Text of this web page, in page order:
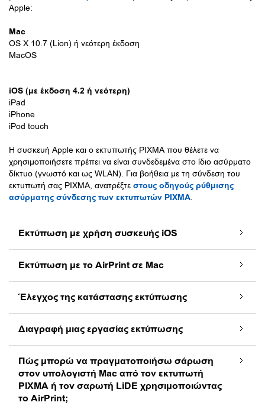
Apple:
Mac
OS X 10.7 (Lion) ή νεότερη έκδοση
MacOS
iOS (με έκδοση 4.2 ή νεότερη)
iPad
iPhone
iPod touch
Η συσκευή Apple και ο εκτυπωτής PIXMA που θέλετε να
χρησιμοποιήσετε πρέπει να είναι συνδεδεμένα στο ίδιο ασύρματο
δίκτυο (γνωστό και ως WLAN). Για βοήθεια με τη σύνδεση του
εκτυπωτή σας PIXMA, ανατρέξτε στους οδηγούς ρύθμισης
ασύρματης σύνδεσης των εκτυπωτών PIXMA.
Εκτύπωση με χρήση συσκευής iOS
Εκτύπωση με το AirPrint σε Mac
Έλεγχος της κατάστασης εκτύπωσης
Διαγραφή μιας εργασίας εκτύπωσης
Πώς μπορώ να πραγματοποιήσω σάρωση
στον υπολογιστή Mac από τον εκτυπωτή
PIXMA ή τον σαρωτή LiDE χρησιμοποιώντας
το AirPrint;